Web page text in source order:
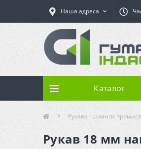
Наша адреса
Каталог
Рукава і шланги
Рукав 18 мм